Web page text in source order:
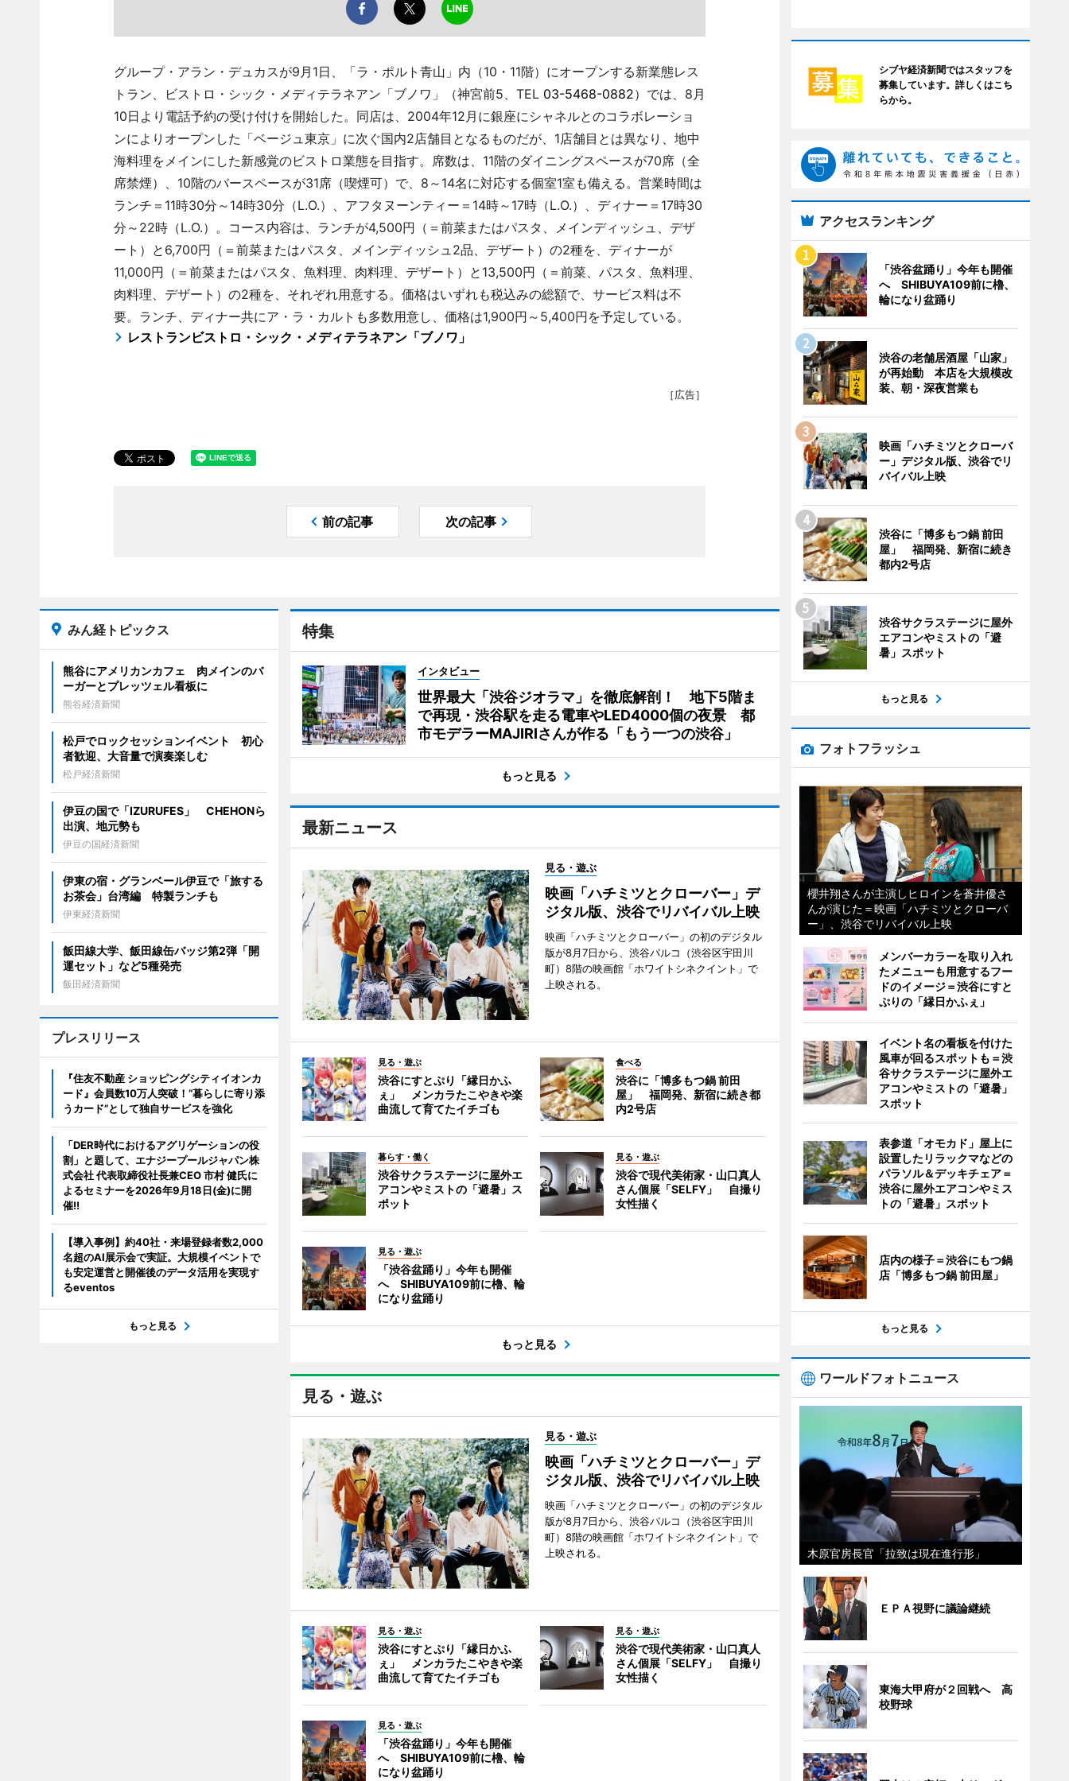
グループ・アラン・デュカスが9月1日、「ラ・ポルト青山」内（10・11階）にオープンする新業態レス
トラン、ビストロ・シック・メディテラネアン「ブノワ」（神宮前5、TEL 03-5468-0882）では、8月
10日より電話予約の受け付けを開始した。同店は、2004年12月に銀座にシャネルとのコラボレーショ
ンによりオープンした「ベージュ東京」に次ぐ国内2店舗目となるものだが、1店舗目とは異なり、地中
海料理をメインにした新感覚のビストロ業態を目指す。席数は、11階のダイニングスペースが70席（全
席禁煙）、10階のバースペースが31席（喫煙可）で、8～14名に対応する個室1室も備える。営業時間は
ランチ＝11時30分～14時30分（L.O.）、アフタヌーンティー＝14時～17時（L.O.）、ディナー＝17時30
分～22時（L.O.）。コース内容は、ランチが4,500円（＝前菜またはパスタ、メインディッシュ、デザ
ート）と6,700円（＝前菜またはパスタ、メインディッシュ2品、デザート）の2種を、ディナーが
11,000円（＝前菜またはパスタ、魚料理、肉料理、デザート）と13,500円（＝前菜、パスタ、魚料理、
肉料理、デザート）の2種を、それぞれ用意する。価格はいずれも税込みの総額で、サービス料は不
要。ランチ、ディナー共にア・ラ・カルトも多数用意し、価格は1,900円～5,400円を予定している。
レストランビストロ・シック・メディテラネアン「ブノワ」
［広告］
前の記事 次の記事
特集
インタビュー
世界最大「渋谷ジオラマ」を徹底解剖！ 地下5階ま
で再現・渋谷駅を走る電車やLED4000個の夜景 都
市モデラーMAJIRIさんが作る「もう一つの渋谷」
もっと見る
最新ニュース
見る・遊ぶ
映画「ハチミツとクローバー」デ
ジタル版、渋谷でリバイバル上映
映画「ハチミツとクローバー」の初のデジタル
版が8月7日から、渋谷パルコ（渋谷区宇田川
町）8階の映画館「ホワイトシネクイント」で
上映される。
見る・遊ぶ
渋谷にすとぷり「縁日かふ
ぇ」 メンカラたこやきや楽
曲流して育てたイチゴも
食べる
渋谷に「博多もつ鍋 前田
屋」 福岡発、新宿に続き都
内2号店
暮らす・働く
渋谷サクラステージに屋外エ
アコンやミストの「避暑」ス
ポット
見る・遊ぶ
渋谷で現代美術家・山口真人
さん個展「SELFY」 自撮り
女性描く
見る・遊ぶ
「渋谷盆踊り」今年も開催
へ SHIBUYA109前に櫓、輪
になり盆踊り
もっと見る
見る・遊ぶ
見る・遊ぶ
映画「ハチミツとクローバー」デ
ジタル版、渋谷でリバイバル上映
映画「ハチミツとクローバー」の初のデジタル
版が8月7日から、渋谷パルコ（渋谷区宇田川
町）8階の映画館「ホワイトシネクイント」で
上映される。
見る・遊ぶ
渋谷にすとぷり「縁日かふ
ぇ」 メンカラたこやきや楽
曲流して育てたイチゴも
見る・遊ぶ
渋谷で現代美術家・山口真人
さん個展「SELFY」 自撮り
女性描く
見る・遊ぶ
「渋谷盆踊り」今年も開催
へ SHIBUYA109前に櫓、輪
になり盆踊り
みん経トピックス
熊谷にアメリカンカフェ 肉メインのバ
ーガーとプレッツェル看板に
熊谷経済新聞
松戸でロックセッションイベント 初心
者歓迎、大音量で演奏楽しむ
松戸経済新聞
伊豆の国で「IZURUFES」 CHEHONら
出演、地元勢も
伊豆の国経済新聞
伊東の宿・グランベール伊豆で「旅する
お茶会」台湾編 特製ランチも
伊東経済新聞
飯田線大学、飯田線缶バッジ第2弾「開
運セット」など5種発売
飯田経済新聞
プレスリリース
『住友不動産 ショッピングシティイオンカ
ード』会員数10万人突破！“暮らしに寄り添
うカード”として独自サービスを強化
「DER時代におけるアグリゲーションの役
割」と題して、エナジープールジャパン株
式会社 代表取締役社長兼CEO 市村 健氏に
よるセミナーを2026年9月18日(金)に開
催!!
【導入事例】約40社・来場登録者数2,000
名超のAI展示会で実証。大規模イベントで
も安定運営と開催後のデータ活用を実現す
るeventos
もっと見る
シブヤ経済新聞ではスタッフを
募集しています。詳しくはこち
らから。
アクセスランキング
「渋谷盆踊り」今年も開催
へ SHIBUYA109前に櫓、
輪になり盆踊り
渋谷の老舗居酒屋「山家」
が再始動 本店を大規模改
装、朝・深夜営業も
映画「ハチミツとクローバ
ー」デジタル版、渋谷でリ
バイバル上映
渋谷に「博多もつ鍋 前田
屋」 福岡発、新宿に続き
都内2号店
渋谷サクラステージに屋外
エアコンやミストの「避
暑」スポット
もっと見る
フォトフラッシュ
櫻井翔さんが主演しヒロインを蒼井優さ
んが演じた＝映画「ハチミツとクローバ
ー」、渋谷でリバイバル上映
メンバーカラーを取り入れ
たメニューも用意するフー
ドのイメージ＝渋谷にすと
ぷりの「縁日かふぇ」
イベント名の看板を付けた
風車が回るスポットも＝渋
谷サクラステージに屋外エ
アコンやミストの「避暑」
スポット
表参道「オモカド」屋上に
設置したリラックマなどの
パラソル＆デッキチェア＝
渋谷に屋外エアコンやミス
トの「避暑」スポット
店内の様子＝渋谷にもつ鍋
店「博多もつ鍋 前田屋」
もっと見る
ワールドフォトニュース
木原官房長官「拉致は現在進行形」
ＥＰＡ視野に議論継続
東海大甲府が２回戦へ 高
校野球